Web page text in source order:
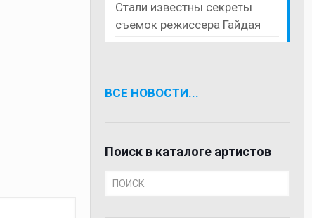
Стали известны секреты
съемок режиссера Гайдая
ВСЕ НОВОСТИ...
Поиск в каталоге артистов